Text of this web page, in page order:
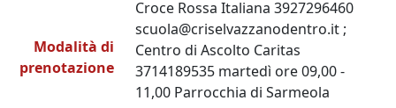
Modalità di
prenotazione
Croce Rossa Italiana 3927296460
scuola@criselvazzanodentro.it ;
Centro di Ascolto Caritas
3714189535 martedì ore 09,00 -
11,00 Parrocchia di Sarmeola